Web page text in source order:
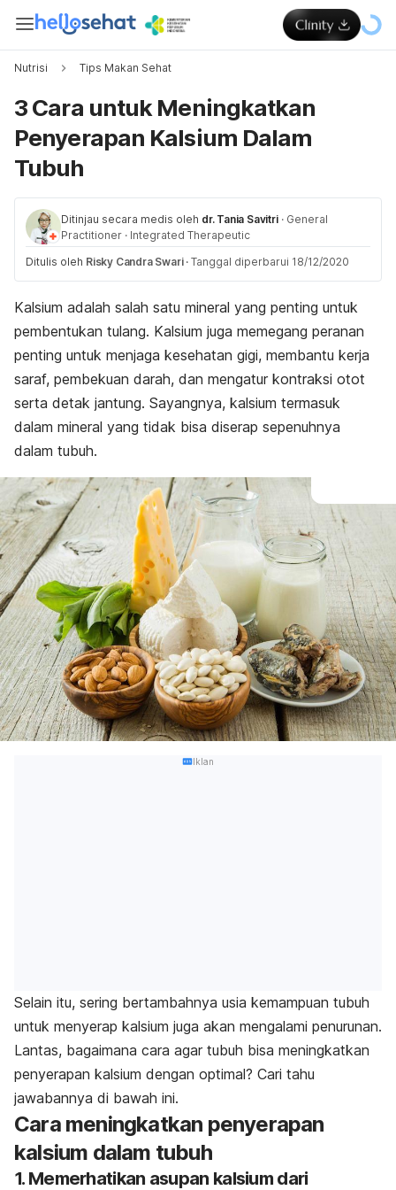
Nutrisi Tips Makan Sehat
3 Cara untuk Meningkatkan
Penyerapan Kalsium Dalam
Tubuh
Ditinjau secara medis oleh dr. Tania Savitri · General
Practitioner · Integrated Therapeutic
Ditulis oleh Risky Candra Swari · Tanggal diperbarui 18/12/2020
Kalsium adalah salah satu mineral yang penting untuk
pembentukan tulang. Kalsium juga memegang peranan
penting untuk menjaga kesehatan gigi, membantu kerja
saraf, pembekuan darah, dan mengatur kontraksi otot
serta detak jantung. Sayangnya, kalsium termasuk
dalam mineral yang tidak bisa diserap sepenuhnya
dalam tubuh.
Iklan
Selain itu, sering bertambahnya usia kemampuan tubuh
untuk menyerap kalsium juga akan mengalami penurunan.
Lantas, bagaimana cara agar tubuh bisa meningkatkan
penyerapan kalsium dengan optimal? Cari tahu
jawabannya di bawah ini.
Cara meningkatkan penyerapan
kalsium dalam tubuh
1. Memerhatikan asupan kalsium dari